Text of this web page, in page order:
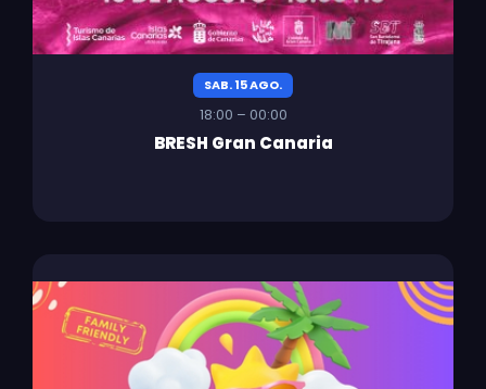
SAB. 15 AGO.
18:00 – 00:00
BRESH Gran Canaria